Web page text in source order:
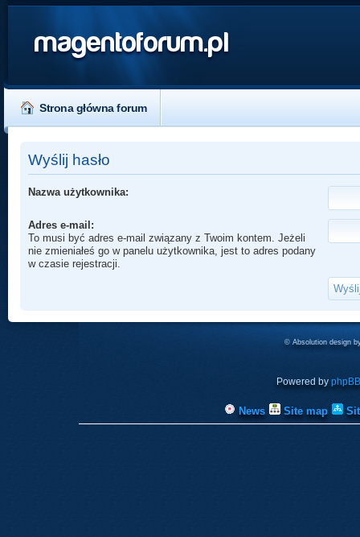
magentoforum.pl
Strona główna forum
Wyślij hasło
Nazwa użytkownika:
Adres e-mail:
To musi być adres e-mail związany z Twoim kontem. Jeżeli
nie zmieniałeś go w panelu użytkownika, jest to adres podany
w czasie rejestracji.
© Absolution design
Powered by phpBB
News Site map